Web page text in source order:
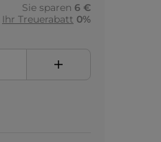
Sie sparen 6 €
Ihr Treuerabatt 0%